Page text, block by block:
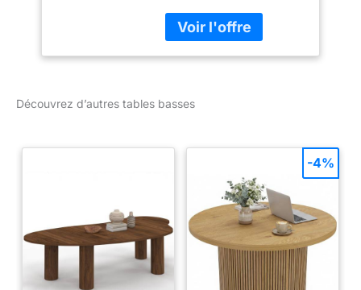
Dimensions Produit : D.
90 x H. 38 cm. - Matière :
Fer et Verre Trempé. -
Noir
Découvrez d’autres tables basses
-4%